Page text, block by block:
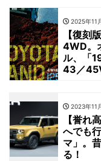
2025年11
【復刻
4WD。
ル、「
43／
2023年11
【誉れ
へでも
マ」。
る！